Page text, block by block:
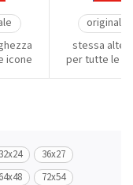
icone
originale
stessa
per tutte le
32x24
36x27
64x48
72x54